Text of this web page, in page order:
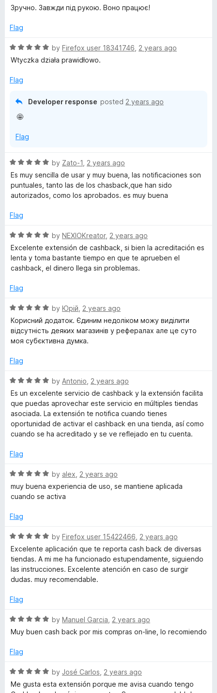
a
e
5
o
t
Зручно. Завжди під рукою. Воно працює!
Flag
R
a
e
5
by Firefox user 18341746 2 years ago
Wtyczka działa prawidłowo.
Flag
Developer response posted 2 years ago
🤩
Flag
R
a
t
e
5
u
t
o
by Zato-1 2 years ago
Es muy sencilla de usar y muy buena, las notificaciones son
puntuales, tanto las de los chasback,que han sido
autorizados, como los aprobados. es muy buena
Flag
R
a
t
e
5
u
t
by NEXIOKreator, 2 years ago
Excelente extensión de cashback, si bien la acreditación es
lenta y toma bastante tiempo en que te aprueben el
cashback, el dinero llega sin problemas.
Flag
R
a
t
e
5
u
t
by Юрій 2 years ago
Корисний додаток. Єдиним недоліком можу виділити
відсутність деяких магазинів у рефералах але це суто
моя субєктивна думка.
Flag
R
a
t
e
d
5
u
o
by Antonio 2 years ago
Es un excelente servicio de cashback y la extensión facilita
que puedas aprovechar este servicio en múltiples tiendas
asociada. La extensión te notifica cuando tienes
oportunidad de activar el cashback en una tienda, así como
cuando se ha acreditado y se ve reflejado en tu cuenta.
Flag
R
a
t
d
o
u
t
o
by alex 2 years ago
muy buena experiencia de uso, se mantiene aplicada
cuando se activa
Flag
R
a
t
e
d
o
t
o
5
by Firefox user 15422466 2 years ago
Excelente aplicación que te reporta cash back de diversas
tiendas. A mi me ha funcionado estupendamente, siguiendo
las instrucciones. Excelente atención en caso de surgir
dudas. muy recomendable.
Flag
R
a
e
5
o
u
by Manuel Garcia 2 years ago
Muy buen cash back por mis compras on-line, lo recomiendo
Flag
R
a
by José Carlos 2 years ago
Me gusta esta extensión porque me avisa cuando tengo